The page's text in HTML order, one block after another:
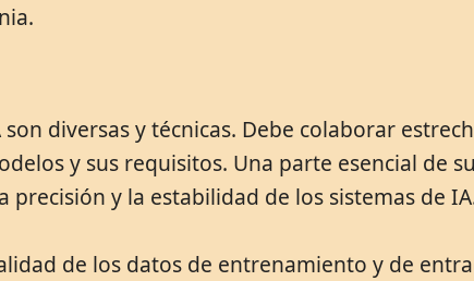
diversas y técnicas. Debe colaborar
y sus requisitos. Una parte esencial de
y la estabilidad de los sistemas de
de los datos de entrenamiento y de